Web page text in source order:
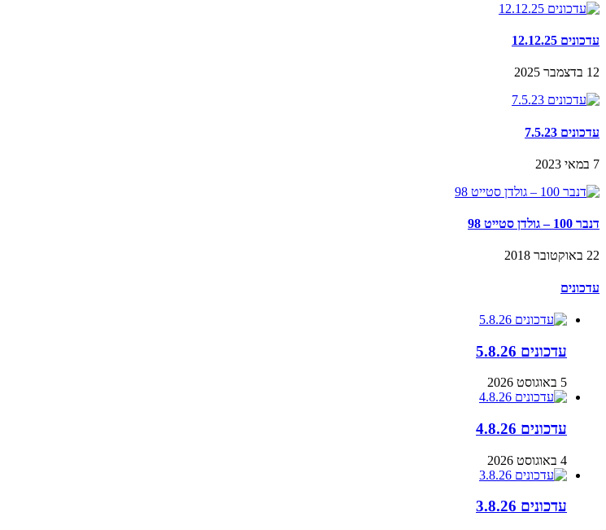
עדכונים 12.12.25
12 בדצמבר 2025
עדכונים 7.5.23
7 במאי 2023
דנבר 100 – גולדן סטייט 98
22 באוקטובר 2018
עדכונים
עדכונים 5.8.26
5 באוגוסט 2026
עדכונים 4.8.26
4 באוגוסט 2026
עדכונים 3.8.26